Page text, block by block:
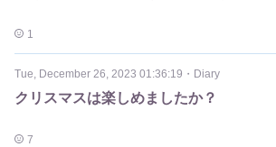
1
Tue, December 26, 2023 01:36:19 ・ Diary
クリスマスは楽しめましたか？
7